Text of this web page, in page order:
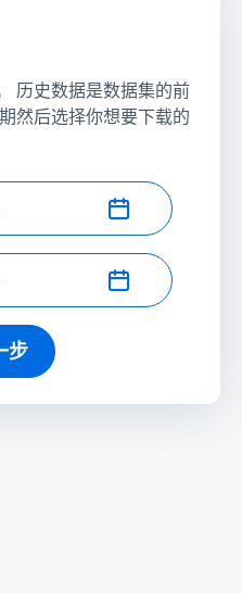
历史数据是数据集的前
然后选择你想要下载的
步